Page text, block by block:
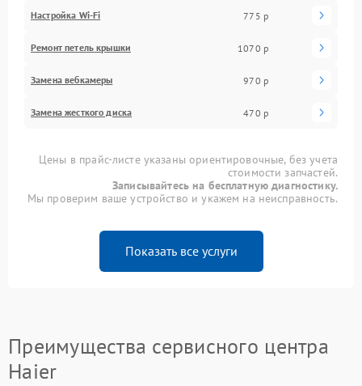
Настройка Wi-Fi 775 р
Ремонт петель крышки 1070 р
Замена вебкамеры 970 р
Замена жесткого диска 470 р
Цены в прайс-листе указаны ориентировочные, без учета
стоимости запчастей.
Записывайтесь на бесплатную диагностику.
Мы проверим ваше устройство и укажем на неисправность.
Показать все услуги
Преимущества сервисного центра
Haier